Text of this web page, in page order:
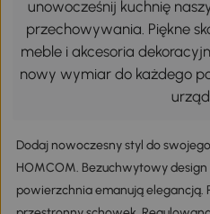
Urozmaić swoje domowe
komputerowych oraz
unowocześnij kuchnię
przechowywania. Piękne
nowy wymiar do każdego
Dodaj nowoczesny styl do